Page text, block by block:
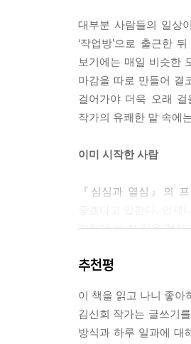
(그만해…….)
--- p.29~30, 「첫 문장
오랜만에 찾아온 일거
는 자괴감에 대해 써야
며 한 장 한 장 넘기다
보자, 하는 이야기들.
대부분 사람들의 일상
‘작업방’으로 출근한
보기에는 매일 비슷한
마감을 따로 만들어 결
걸어가야 더욱 오래
작가의 유쾌한 말 속에
이미 시작한 사람
『심심과 열심』의
경험해 본 적 있을 것이
뭔가를 포기하는 마음,
걱정 많은 사람의 세밀
추천평
이 책을 읽고 나니 좋아
김신회 작가는 글쓰기
방식과 하루 일과에 대